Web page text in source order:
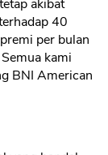
akibat
40
per bulan
kami
BNI American